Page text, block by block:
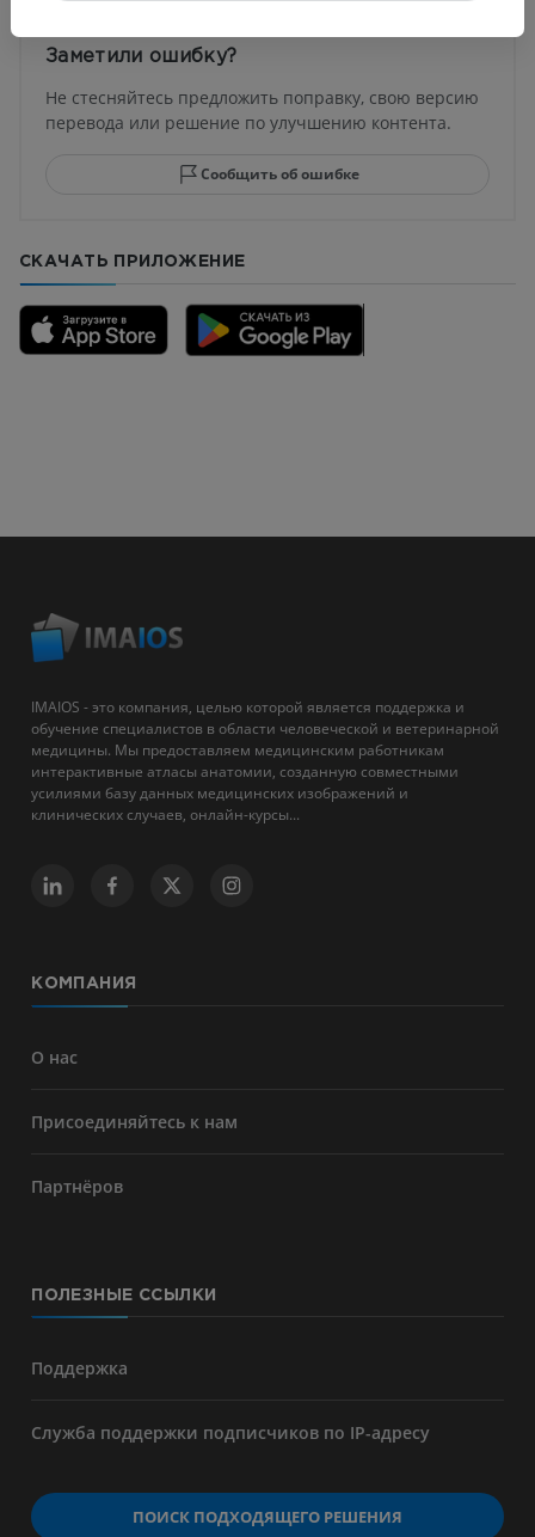
Заметили ошибку?
Не стесняйтесь предложить поправку, свою версию
перевода или решение по улучшению контента.
Сообщить об ошибке
СКАЧАТЬ ПРИЛОЖЕНИЕ
IMAIOS - это компания, целью которой является поддержка и
обучение специалистов в области человеческой и ветеринарной
медицины. Мы предоставляем медицинским работникам
интерактивные атласы анатомии, созданную совместными
усилиями базу данных медицинских изображений и
клинических случаев, онлайн-курсы...
КОМПАНИЯ
О нас
Присоединяйтесь к нам
Партнёров
ПОЛЕЗНЫЕ ССЫЛКИ
Поддержка
Служба поддержки подписчиков по IP-адресу
ПОИСК ПОДХОДЯЩЕГО РЕШЕНИЯ